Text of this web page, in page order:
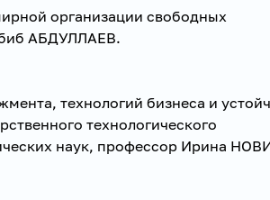
организации свободных
АБДУЛЛАЕВ.
технологий бизнеса и
технологического
наук, профессор Ирина